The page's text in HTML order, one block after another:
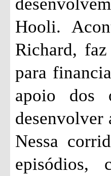
Hooli.
Richard,
para
apoio dos
desenvolver
Nessa
episódios,